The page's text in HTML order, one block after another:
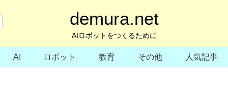
demura.net
AIロボットをつくるために
AI ロボット 教育 その他 人気記事